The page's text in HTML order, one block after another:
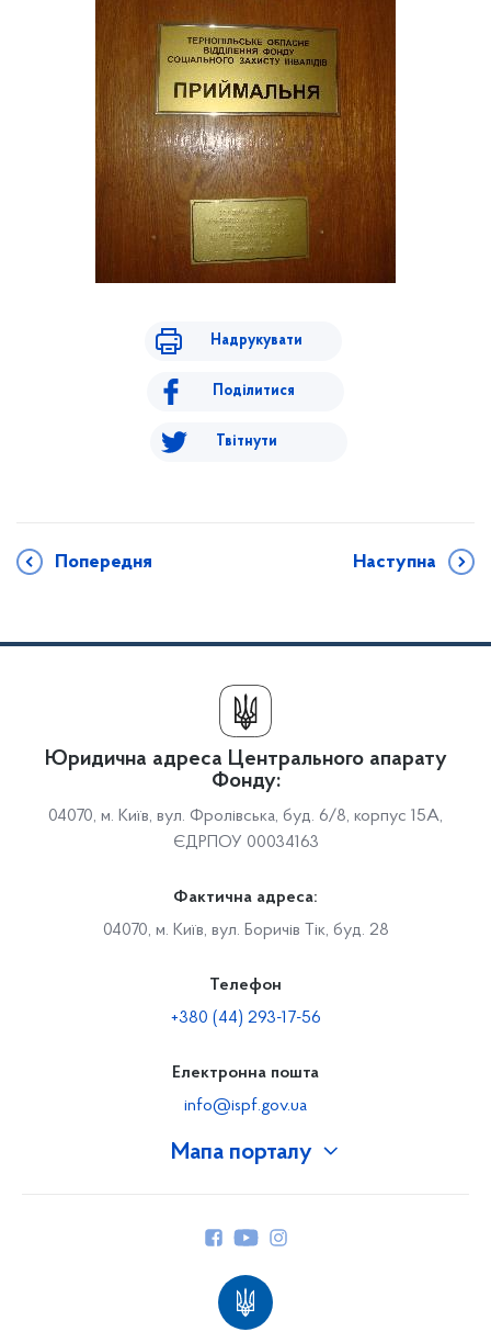
Надрукувати
Поділитися
Твітнути
Попередня Наступна
Мапа порталу
Юридична адреса Центрального апарату
Фонду:
04070, м. Київ, вул. Фролівська, буд. 6/8, корпус 15А,
ЄДРПОУ 00034163
Фактична адреса:
04070, м. Київ, вул. Боричів Тік, буд. 28
Телефон
+380 (44) 293-17-56
Електронна пошта
info@ispf.gov.ua